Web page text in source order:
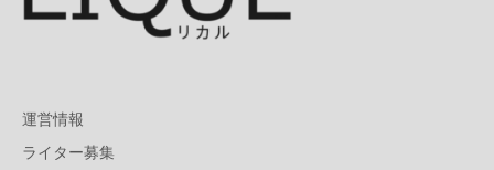
運営情報
ライター募集